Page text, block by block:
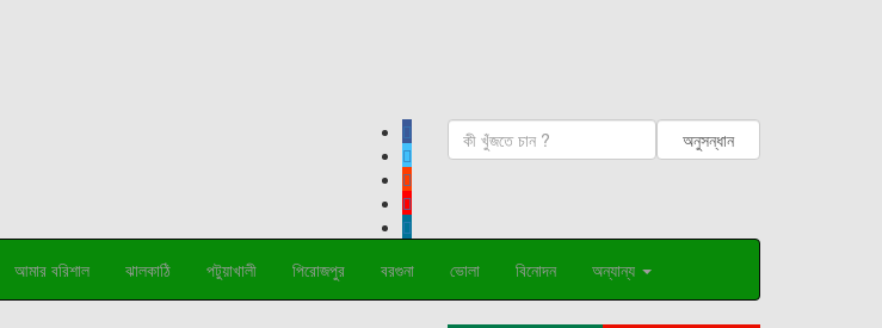
আমার বরিশাল ঝালকাঠি পটুয়াখালী পিরোজপুর বরগুনা ভোলা বিনোদন অন্যান্য